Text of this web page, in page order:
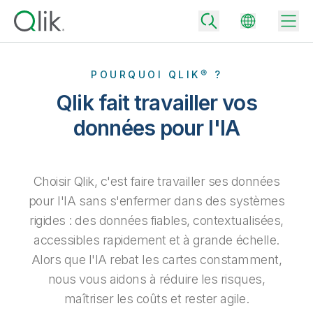
Back
Community
Support client
Portail client
Back
Société
Emplois
Transformez vos données en moteurs de réussite.
Partenaires technologiques et intégrations
Boostez la puissance de l'intégration des données et de l'analytics
de Qlik.
Intégration de données
Analytics et IA
Tous les produits
Tarifs – Intégration et la qualité des données
Accélérez la livraison de données de confiance et prenez des
décisions plus avisées en choisissant l'offre d'intégration de
données la mieux adaptée.
Tarifs – Analytics
Choisissez l'offre d'analytics qui vous correspond pour fournir des
Événements et webinars
Bibliothèque des ressources
POURQUOI QLIK® ?
Qlik fait travailler vos
données pour l'IA
Choisir Qlik, c'est faire travailler ses données
pour l'IA sans s'enfermer dans des systèmes
rigides : des données fiables, contextualisées,
accessibles rapidement et à grande échelle.
Alors que l'IA rebat les cartes constamment,
nous vous aidons à réduire les risques,
maîtriser les coûts et rester agile.